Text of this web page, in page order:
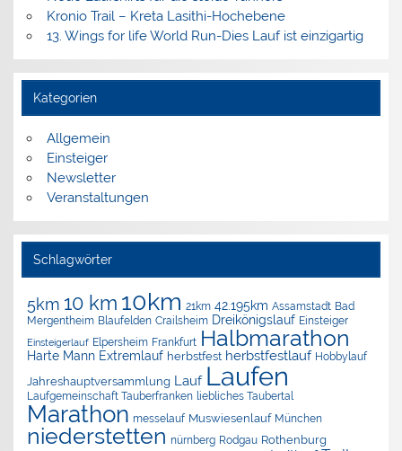
Kronio Trail – Kreta Lasithi-Hochebene
13. Wings for life World Run-Dies Lauf ist einzigartig
Kategorien
Allgemein
Einsteiger
Newsletter
Veranstaltungen
Schlagwörter
5km 10 km 10km 21km 42.195km Assamstadt Bad
Mergentheim Blaufelden Crailsheim Dreikönigslauf Einsteiger
Einsteigerlauf Elpersheim Frankfurt Halbmarathon
Harte Mann Extremlauf herbstfest herbstfestlauf Hobbylauf
Jahreshauptversammlung Lauf Laufen
Laufgemeinschaft Tauberfranken liebliches Taubertal
Marathon messelauf Muswiesenlauf München
niederstetten nürnberg Rodgau Rothenburg